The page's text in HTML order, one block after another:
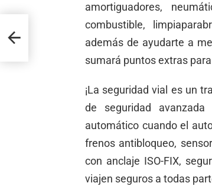
amortiguadores,
combustible,
además de ayudarte a
sumará puntos extras
¡La seguridad vial es un
de seguridad
automático cuando el
frenos antibloqueo,
con anclaje ISO-FIX,
viajen seguros a todas